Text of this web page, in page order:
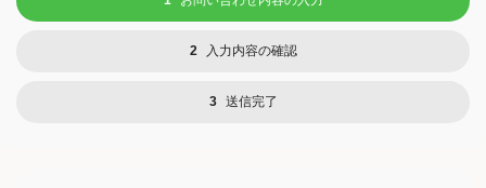
2 入力内容の確認
3 送信完了